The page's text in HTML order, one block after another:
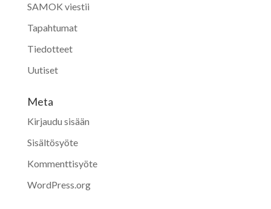
SAMOK viestii
Tapahtumat
Tiedotteet
Uutiset
Meta
Kirjaudu sisään
Sisältösyöte
Kommenttisyöte
WordPress.org